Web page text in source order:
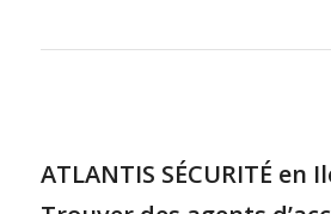
ATLANTIS SÉCURITÉ en